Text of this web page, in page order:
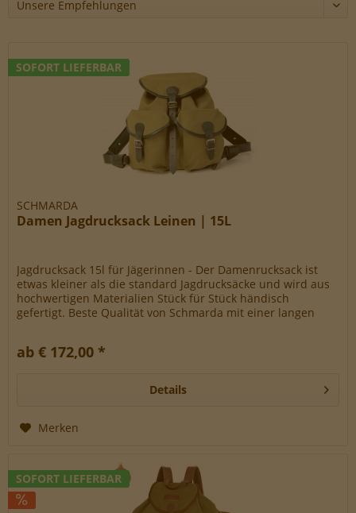
Werbe-Cookies, um Werbekampagnen zu steuern.
SOFORT LIEFERBAR
SCHMARDA
Damen Jagdrucksack Leinen | 15L
Jagdrucksack 15l für Jägerinnen - Der Damenrucksack ist
etwas kleiner als die standard Jagdrucksäcke und wird aus
hochwertigen Materialien Stück für Stück händisch
gefertigt. Beste Qualität von Schmarda mit einer langen
ab € 172,00 *
Details
Merken
SOFORT LIEFERBAR